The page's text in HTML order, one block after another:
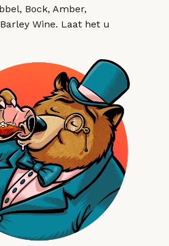
Bock, Amber,
Wine. Laat het u